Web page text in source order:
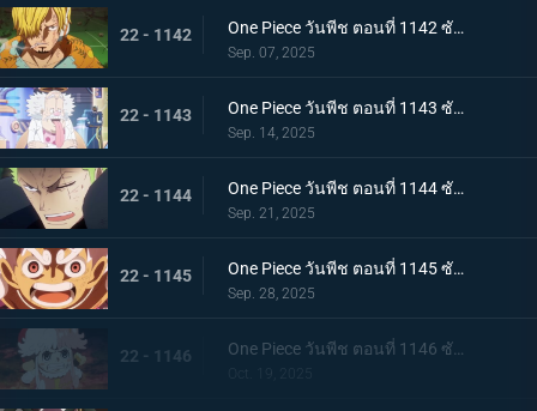
22 - 1142 One Piece วันพีช ตอนที่ 1142 ซับไทย ได้ยินแล้วตอบด้วย โลกเอ๋ย ข้อความของเวก้าพังค์
Sep. 07, 2025
22 - 1143 One Piece วันพีช ตอนที่ 1143 ซับไทย แผนลับของเวก้าพังค์ การถ่ายทอดสดทั่วโลกอันบีบคั้น
Sep. 14, 2025
22 - 1144 One Piece วันพีช ตอนที่ 1144 ซับไทย ที่สุดของฝันร้าย การรวมพลของห้าผู้เฒ่า
Sep. 21, 2025
22 - 1145 One Piece วันพีช ตอนที่ 1145 ซับไทย ทำศึกร่วมกับสหาย ลูฟี่กับนักรบเอลบัฟ
Sep. 28, 2025
22 - 1146 One Piece วันพีช ตอนที่ 1146 ซับไทย ภัยคุกคามที่ใกล้เข้ามา - ความมุ่งมั่นของสตูสซีและเอดิสัน
Oct. 19, 2025